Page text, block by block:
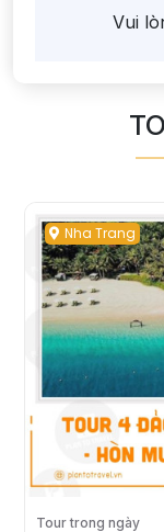
Vui
Nha
Tour trong